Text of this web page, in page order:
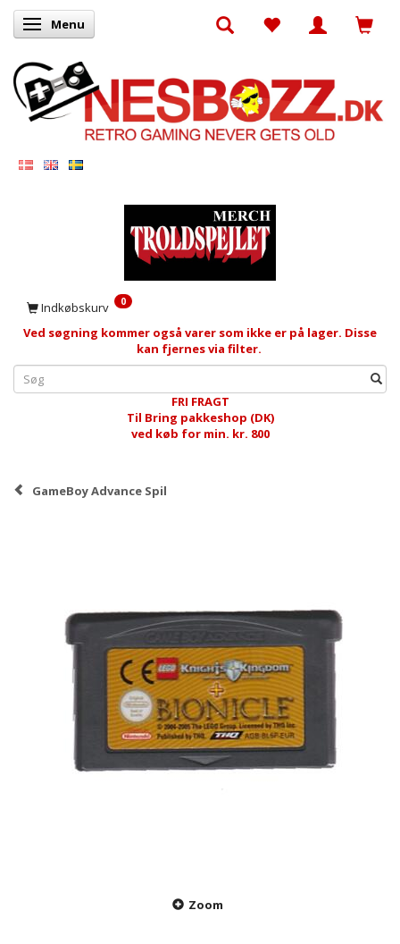
Skifte navigation
Menu
Indkøbskurv 0
Ved søgning kommer også varer som ikke er på lager. Disse
kan fjernes via filter.
FRI FRAGT
Til Bring pakkeshop (DK)
ved køb for min. kr. 800
GameBoy Advance Spil
Zoom